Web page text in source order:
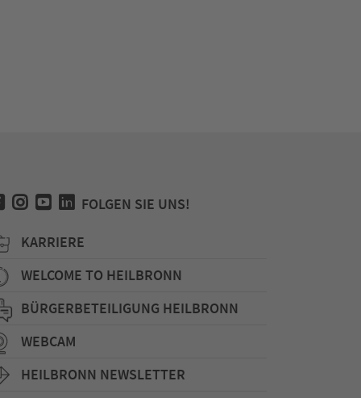
FOLGEN SIE UNS!
KARRIERE
WELCOME TO HEILBRONN
BÜRGERBETEILIGUNG HEILBRONN
WEBCAM
HEILBRONN NEWSLETTER